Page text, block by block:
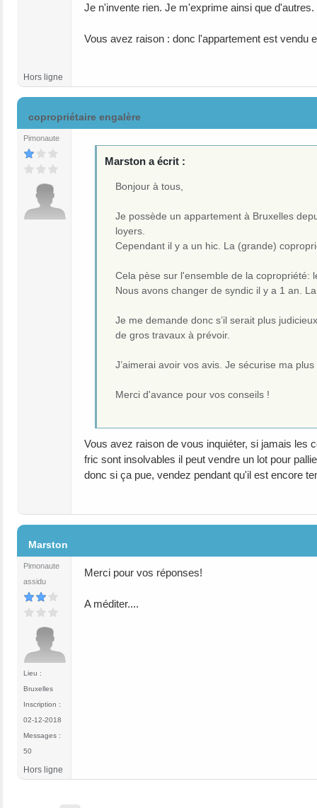
Je n'invente rien. Je m'exprime ainsi que
Vous avez raison : donc l'appartement est vendu
Hors ligne
copropriétaire engalère
Pimonaute
Marston a écrit :
Bonjour à tous,
Je possède un appartement à Bruxelles
loyers.
Cependant il y a un hic. La (grande)
Cela pèse sur l'ensemble de la copropriété:
Nous avons changer de syndic il y a 1 an.
Je me demande donc s’il serait plus
de gros travaux à prévoir.
J’aimerai avoir vos avis. Je sécurise ma
Merci d'avance pour vos conseils !
Vous avez raison de vous inquiéter, si jamais les
fric sont insolvables il peut vendre un lot pour
donc si ça pue, vendez pendant qu'il est encore
Marston
Pimonaute
assidu
Lieu :
Bruxelles
Inscription :
02-12-2018
Messages :
50
Merci pour vos réponses!
A méditer....
Hors ligne